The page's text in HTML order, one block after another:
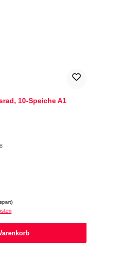
10-Speiche A1